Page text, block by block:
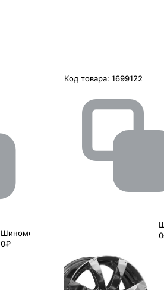
Шиномонтаж
0₽
Код товара: 1699122